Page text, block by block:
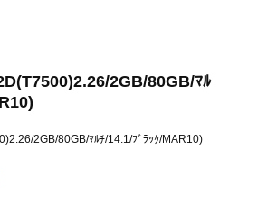
2GB/80GB/ﾏﾙ
2GB/80GB/ﾏﾙﾁ/14.1/ﾌﾞﾗｯｸ/MAR10)